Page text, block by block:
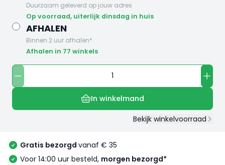
Duurzaam geleverd op jouw adres
op voorraad, uiterlijk dinsdag in huis
AFHALEN
Binnen 2 uur afhalen*
Afhalen in 77 winkels
In winkelmand
Bekijk winkelvoorraad
Gratis bezorgd vanaf € 35
Voor 14:00 uur besteld, morgen bezorgd*